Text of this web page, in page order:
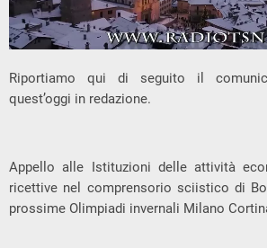
Riportiamo qui di seguito il
quest’oggi in redazione.
Appello alle Istituzioni delle attività
ricettive nel comprensorio sciistico di
prossime Olimpiadi invernali Milano